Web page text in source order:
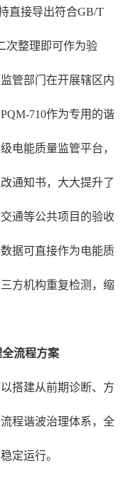
直接导出符合GB/T
次整理即可作为验
管部门在开展辖区内
710作为专用的谐
电能质量监管平台，
通知书，大大提升了
通等公共项目的验收
据可直接作为电能质
方机构重复检测，缩
流程方案
搭建从前期诊断、方
程谐波治理体系，全
定运行。